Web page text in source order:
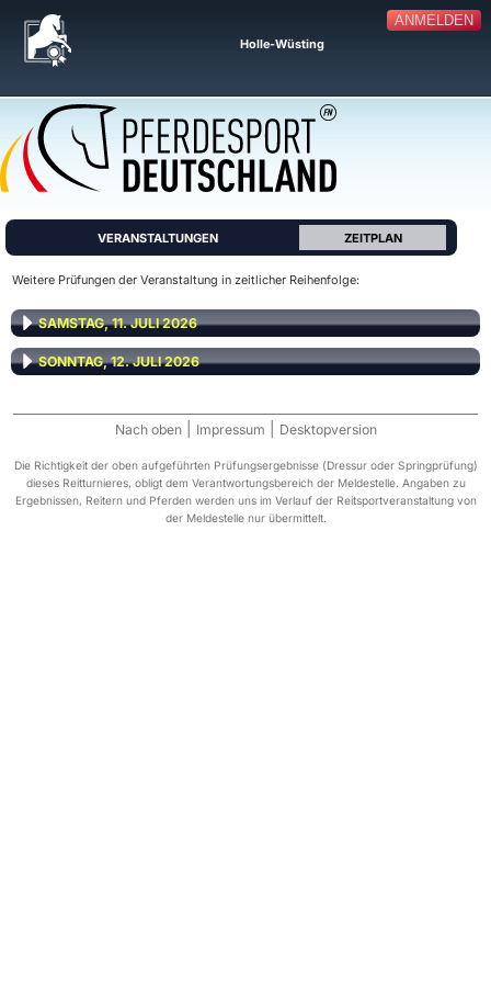
ANMELDEN
Holle-Wüsting
VERANSTALTUNGEN ZEITPLAN
Weitere Prüfungen der Veranstaltung in zeitlicher Reihenfolge:
SAMSTAG, 11. JULI 2026
SONNTAG, 12. JULI 2026
Nach oben Impressum Desktopversion
Die Richtigkeit der oben aufgeführten Prüfungsergebnisse (Dressur oder Springprüfung)
dieses Reitturnieres, obligt dem Verantwortungsbereich der Meldestelle. Angaben zu
Ergebnissen, Reitern und Pferden werden uns im Verlauf der Reitsportveranstaltung von
der Meldestelle nur übermittelt.